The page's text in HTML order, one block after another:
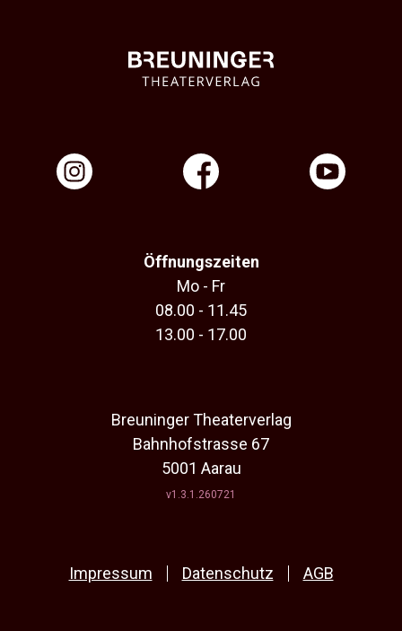
Öffnungszeiten
Mo - Fr
08.00 - 11.45
13.00 - 17.00
Breuninger Theaterverlag
Bahnhofstrasse 67
5001 Aarau
v1.3.1.260721
Impressum Datenschutz AGB